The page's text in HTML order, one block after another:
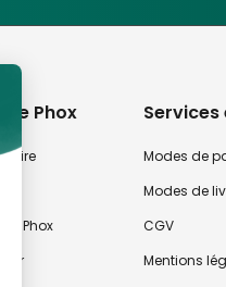
Phox
faire
Phox
Modes de
Modes de
CGV
Mentions